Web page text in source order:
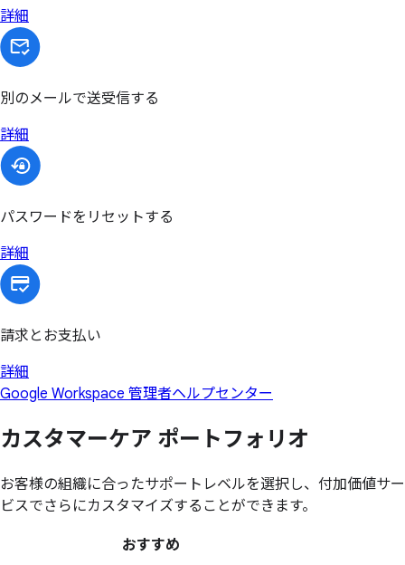
詳細
別のメールで送受信する
詳細
パスワードをリセットする
詳細
請求とお支払い
詳細
Google Workspace 管理者ヘルプセンター
カスタマーケア ポートフォリオ
お客様の組織に合ったサポートレベルを選択し、付加価値サー
ビスでさらにカスタマイズすることができます。
おすすめ